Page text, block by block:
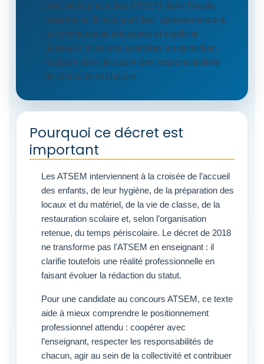
précisé la place des ATSEM dans l’école
maternelle. Il reconnaît leur appartenance à
la communauté éducative et explicite
plusieurs missions exercées au quotidien,
toujours dans le cadre des responsabilités
de chacune et chacun.
Pourquoi ce décret est
important
Les ATSEM interviennent à la croisée de l’accueil
des enfants, de leur hygiène, de la préparation des
locaux et du matériel, de la vie de classe, de la
restauration scolaire et, selon l’organisation
retenue, du temps périscolaire. Le décret de 2018
ne transforme pas l’ATSEM en enseignant : il
clarifie toutefois une réalité professionnelle en
faisant évoluer la rédaction du statut.
Pour une candidate au concours ATSEM, ce texte
aide à mieux comprendre le positionnement
professionnel attendu : coopérer avec
l’enseignant, respecter les responsabilités de
chacun, agir au sein de la collectivité et contribuer